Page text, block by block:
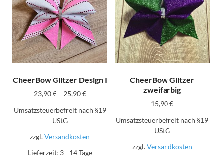
CheerBow Glitzer Design I
23,90€– 25,90€
Umsatzsteuerbefreit nach §19
UStG
zzgl.Versandkosten
Lieferzeit: 3 - 14 Tage
CheerBow Glitzer
zweifarbig
15,90€
Umsatzsteuerbefreit nach §19
UStG
zzgl.Versandkosten